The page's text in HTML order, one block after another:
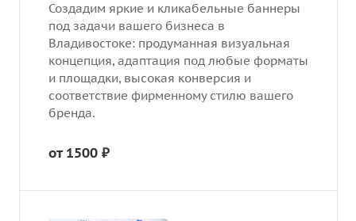
Создадим яркие и кликабельные баннеры
под задачи вашего бизнеса в
Владивостоке: продуманная визуальная
концепция, адаптация под любые форматы
и площадки, высокая конверсия и
соответствие фирменному стилю вашего
бренда.
от 1500 ₽